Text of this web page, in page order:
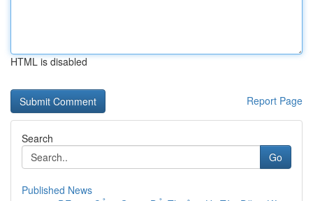
HTML is disabled
Report Page
Search
Go
Published News